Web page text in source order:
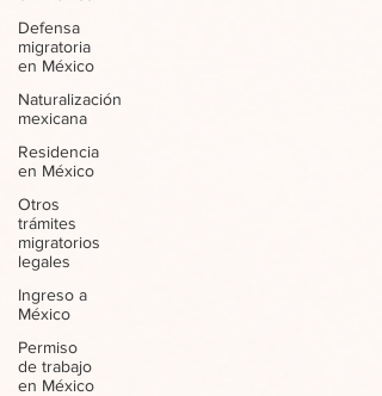
Defensa
migratoria
en México
Naturalización
mexicana
Residencia
en México
Otros
trámites
migratorios
legales
Ingreso a
México
Permiso
de trabajo
en México